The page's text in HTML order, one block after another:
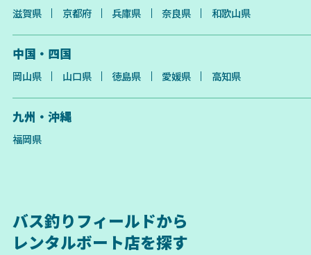
滋賀県 京都府 兵庫県 奈良県 和歌山県
中国・四国
岡山県 山口県 徳島県 愛媛県 高知県
九州・沖縄
福岡県
バス釣りフィールドから
レンタルボート店を探す